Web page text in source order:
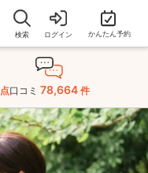
検索 ログイン かんたん予約
点口コミ 78,664 件